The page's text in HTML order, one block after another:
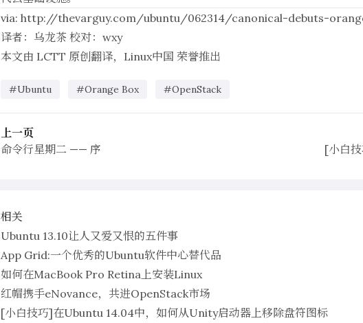
via: http://thevarguy.com/ubuntu/062314/canonical-debuts-
译者： 乌龙茶 校对： wxy
本文由 LCTT 原创翻译， Linux中国 荣誉推出
#Ubuntu #Orange Box #OpenStack
上一页
命令行星期二 —— 序
[小白
相关
Ubuntu 13.10让人又爱又恨的五件事
App Grid:一个优秀的Ubuntu软件中心替代品
如何在MacBook Pro Retina上安装Linux
红帽携手eNovance，共进OpenStack市场
[小白技巧]在Ubuntu 14.04中，如何从Unity启动器上移除盘符图标